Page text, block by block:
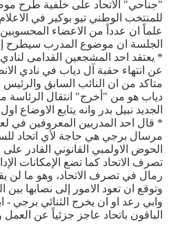
"جناحي" الاتحاد على خلفية طرح
للمنتخب الوطني تيو بوكير في
علماً ان عدداً من الاعضاء
الجلسة ان موضوع المدرب سيطرح
* يعتقد احد المشجعين القدامى
عن انتهاء حقبة آل دياب في نادي
متاكد من ان النائب السابق
دياب هو من "أخرج" انتقال الرئاسة
الجديد نبيل بدر وانه يتابع الاوضاع
* قال احد المدربين المعروفين في
مرسال برجي هي حاجة لأي اتحاد
الحوض الاولمبي القانوني القادر
تصرف الاتحاد كما تضع الإمكانات
رمال في تصرف الاتحاد، وهو ما لن
وتوقع ان تعود الامور إلى نصابها بين
وابي رعد او ان يخرج الثنائي برجي -
الباقون باتحاد عاجز جزئياً عن العمل